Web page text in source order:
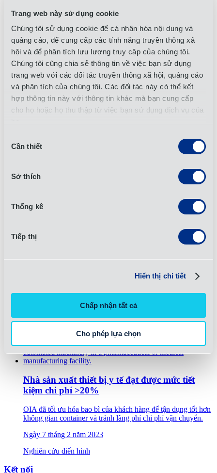
Trang web này sử dụng cookie
Chúng tôi sử dụng cookie để cá nhân hóa nội dung và
quảng cáo, để cung cấp các tính năng truyền thông xã
hội và để phân tích lưu lượng truy cập của chúng tôi.
Chúng tôi cũng chia sẻ thông tin về việc bạn sử dụng
trang web với các đối tác truyền thông xã hội, quảng cáo
và phân tích của chúng tôi. Các đối tác này có thể kết
hợp thông tin này với thông tin khác mà bạn cung cấp
cho họ hoặc họ thu thập từ việc bạn sử dụng dịch vụ của
chọn
Cần thiết
Sở thích
Thống kê
Tiếp thị
Hiển thị chi tiết
Chấp nhận tất cả
Cho phép lựa chọn
Recent trends, data analysis, infrastructure, technology, etc.
Learn more 8/2026 Edition
Đã đến lúc bạn phải làm nhiều hơn với
chuỗi cung ứng của mình!
Hãy nói chuyện
Nội dung liên quan
Tất cả các bài viết
Thermo Fisher Scientific Names OIA Korea
Best Service Provider of 2023
nhịp nhàng để tạo nên thành công.
Ngày 17 tháng 3 năm 2023
Nhà sản xuất thiết bị y tế đạt được mức tiết
kiệm chi phí >20%
OIA đã tối ưu hóa bao bì của khách hàng để tận dụng tốt hơn
không gian container và tránh lãng phí chi phí vận chuyển.
Ngày 7 tháng 2 năm 2023
Nghiên cứu điển hình
Kết nối